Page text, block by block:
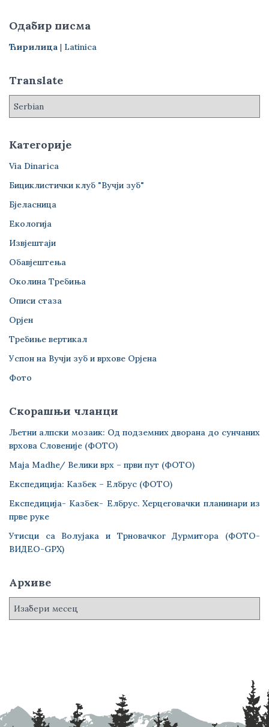
а
г
а
:
Одабир писма
Ћирилица | Latinica
Translate
Категорије
Via Dinarica
Бициклистички клуб "Вучји зуб"
Бјеласница
Екологија
Извјештаји
Обавјештења
Околина Требиња
Описи стаза
Орјен
Требиње вертикал
Успон на Вучји зуб и врхове Орјена
Фото
Скорашњи чланци
Љетни алпски мозаик: Од подземних дворана до сунчаних
врхова Словеније (ФОТО)
Maja Madhe/ Велики врх – први пут (ФОТО)
Експедиција: Казбек – Елбрус (ФОТО)
Експедиција- Казбек- Елбрус. Херцеговачки планинари из
прве руке
Утисци са Волујака и Трновачког Дурмитора (ФОТО-
ВИДЕО-GPX)
Архиве
А